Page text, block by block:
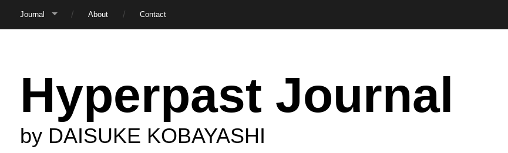
Journal About Contact
Hyperpast Journal
by DAISUKE KOBAYASHI